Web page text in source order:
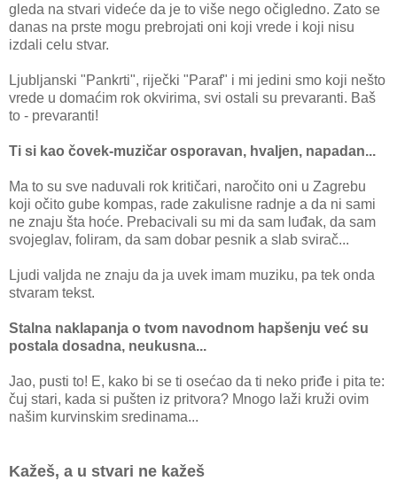
gleda na stvari videće da je to više nego očigledno. Zato se
danas na prste mogu prebrojati oni koji vrede i koji nisu
izdali celu stvar.
Ljubljanski "Pankrti", riječki "Paraf" i mi jedini smo koji nešto
vrede u domaćim rok okvirima, svi ostali su prevaranti. Baš
to - prevaranti!
Ti si kao čovek-muzičar osporavan, hvaljen, napadan...
Ma to su sve naduvali rok kritičari, naročito oni u Zagrebu
koji očito gube kompas, rade zakulisne radnje a da ni sami
ne znaju šta hoće. Prebacivali su mi da sam luđak, da sam
svojeglav, foliram, da sam dobar pesnik a slab svirač...
Ljudi valjda ne znaju da ja uvek imam muziku, pa tek onda
stvaram tekst.
Stalna naklapanja o tvom navodnom hapšenju već su
postala dosadna, neukusna...
Jao, pusti to! E, kako bi se ti osećao da ti neko priđe i pita te:
čuj stari, kada si pušten iz pritvora? Mnogo laži kruži ovim
našim kurvinskim sredinama...
Kažeš, a u stvari ne kažeš